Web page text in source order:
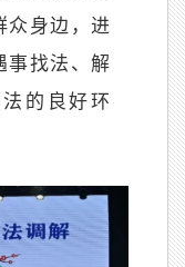
众身边，进
事找法、解
的良好环